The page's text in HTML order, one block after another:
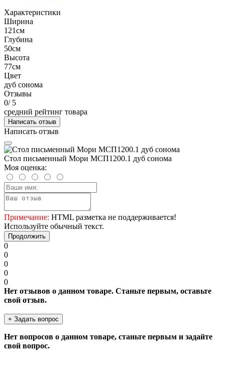
Характеристики
Ширина
121см
Глубина
50см
Высота
77см
Цвет
дуб сонома
Отзывы
0/ 5
средний рейтинг товара
Написать отзыв
Написать отзыв
Стол письменный Мори МСП1200.1 дуб сонома
Моя оценка:
Примечание: HTML разметка не поддерживается!
Используйте обычный текст.
Продолжить
0
0
0
0
0
Нет отзывов о данном товаре. Станьте первым, оставьте
свой отзыв.
+ Задать вопрос
Нет вопросов о данном товаре, станьте первым и задайте
свой вопрос.